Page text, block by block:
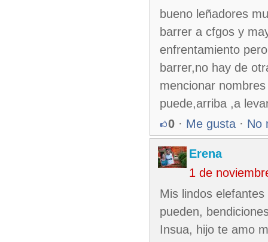
bueno leñadores
barrer a cfgos y
enfrentamiento
barrer,no hay de
mencionar
puede,arriba ,a
0 · Me gusta · No
Erena
1 de
Mis lindos
pueden,
Insua, hijo te amo